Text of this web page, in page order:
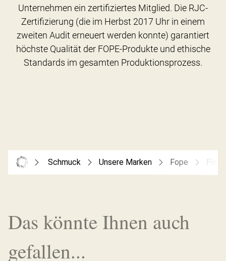
Unternehmen ein zertifiziertes Mitglied. Die RJC-
Zertifizierung (die im Herbst 2017 Uhr in einem
zweiten Audit erneuert werden konnte) garantiert
höchste Qualität der FOPE-Produkte und ethische
Schmuck Unsere Marken Fope
Das könnte Ihnen auch
gefallen...